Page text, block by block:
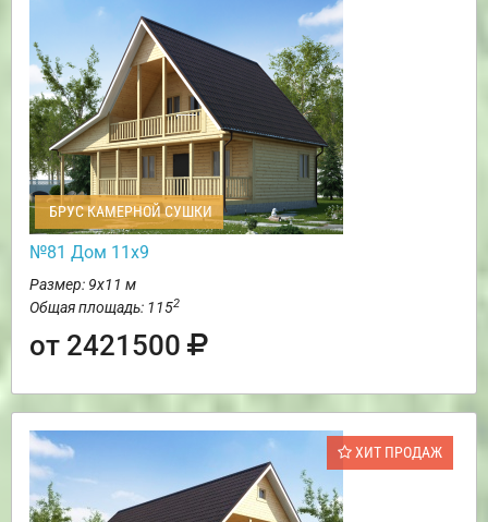
БРУС КАМЕРНОЙ СУШКИ
№81 Дом 11х9
Размер: 9х11 м
Общая площадь: 1152
от 2421500
ХИТ ПРОДАЖ